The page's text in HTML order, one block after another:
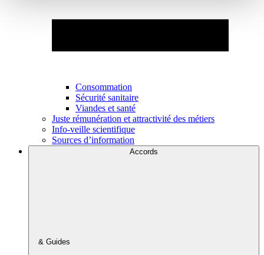
Consommation
Sécurité sanitaire
Viandes et santé
Juste rémunération et attractivité des métiers
Info-veille scientifique
Sources d’information
Accords
& Guides